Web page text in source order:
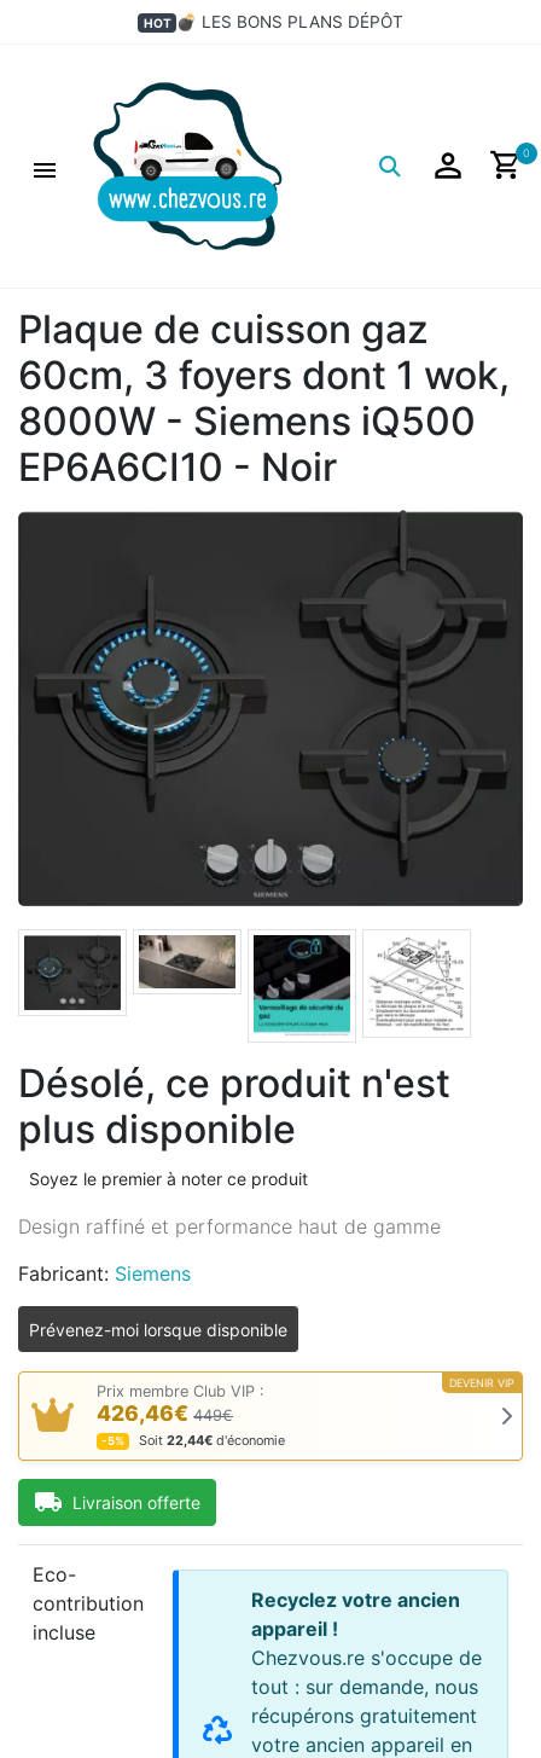
HOT 💣 LES BONS PLANS DÉPÔT
0
Plaque de cuisson gaz
60cm, 3 foyers dont 1 wok,
8000W - Siemens iQ500
EP6A6CI10 - Noir
Désolé, ce produit n'est
plus disponible
Soyez le premier à noter ce produit
Design raffiné et performance haut de gamme
Fabricant: Siemens
DEVENIR VIP
Prix membre Club VIP :
426,46€ 449€
-5% Soit 22,44€d'économie
Livraison offerte
Eco-
contribution
incluse
Recyclez votre ancien
appareil !
Chezvous.re s'occupe de
tout : sur demande, nous
récupérons gratuitement
votre ancien appareil en